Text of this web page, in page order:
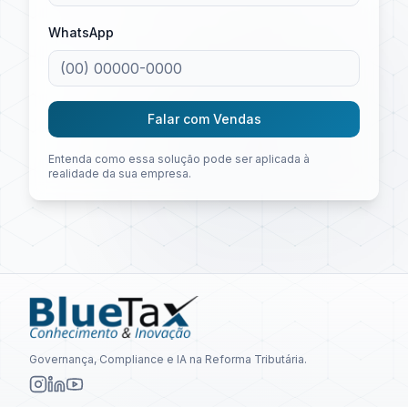
WhatsApp
Falar com Vendas
Entenda como essa solução pode ser aplicada à
realidade da sua empresa.
Governança, Compliance e IA na Reforma Tributária.